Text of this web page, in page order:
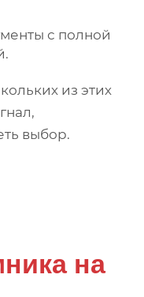
с полной
из этих
выбор.
на